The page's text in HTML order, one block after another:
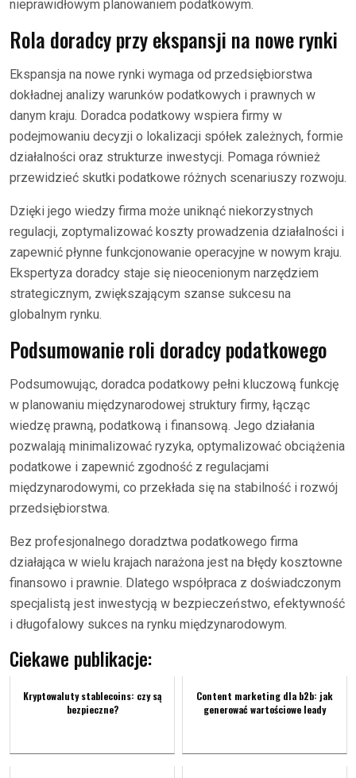
nieprawidłowym planowaniem podatkowym.
Rola doradcy przy ekspansji na nowe rynki
Ekspansja na nowe rynki wymaga od przedsiębiorstwa
dokładnej analizy warunków podatkowych i prawnych w
danym kraju. Doradca podatkowy wspiera firmy w
podejmowaniu decyzji o lokalizacji spółek zależnych, formie
działalności oraz strukturze inwestycji. Pomaga również
przewidzieć skutki podatkowe różnych scenariuszy rozwoju.
Dzięki jego wiedzy firma może uniknąć niekorzystnych
regulacji, zoptymalizować koszty prowadzenia działalności i
zapewnić płynne funkcjonowanie operacyjne w nowym kraju.
Ekspertyza doradcy staje się nieocenionym narzędziem
strategicznym, zwiększającym szanse sukcesu na
globalnym rynku.
Podsumowanie roli doradcy podatkowego
Podsumowując, doradca podatkowy pełni kluczową funkcję
w planowaniu międzynarodowej struktury firmy, łącząc
wiedzę prawną, podatkową i finansową. Jego działania
pozwalają minimalizować ryzyka, optymalizować obciążenia
podatkowe i zapewnić zgodność z regulacjami
międzynarodowymi, co przekłada się na stabilność i rozwój
przedsiębiorstwa.
Bez profesjonalnego doradztwa podatkowego firma
działająca w wielu krajach narażona jest na błędy kosztowne
finansowo i prawnie. Dlatego współpraca z doświadczonym
specjalistą jest inwestycją w bezpieczeństwo, efektywność
i długofalowy sukces na rynku międzynarodowym.
Ciekawe publikacje:
Kryptowaluty stablecoins: czy są
bezpieczne?
Content marketing dla b2b: jak
generować wartościowe leady